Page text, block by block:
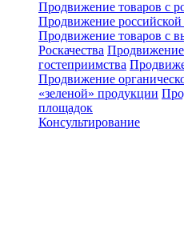
Продвижение товаров с
Продвижение
Продвижение товаров с
Роскачества Продвижение
гостеприимства
Продвижение
«зеленой» продукции
площадок
Консультирование